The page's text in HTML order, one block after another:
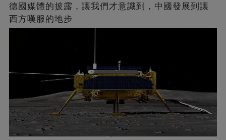
德國媒體的披露，讓我們才意識到，中國發展到讓
西方嘆服的地步